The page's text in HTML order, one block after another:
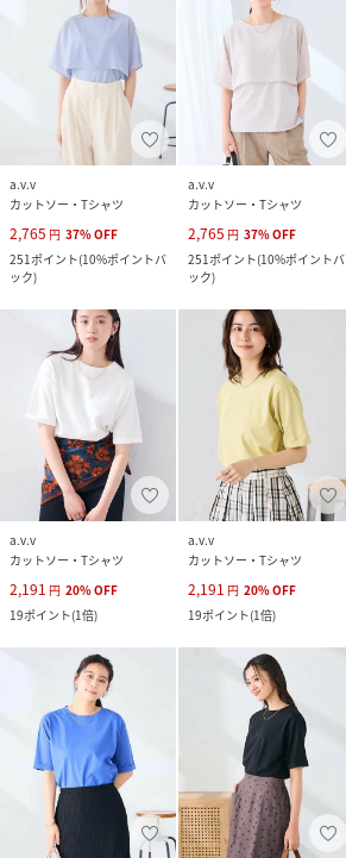
a.v.v
カットソー・Tシャツ
2,765 円 37%OFF
251ポイント(10%ポイントバ
ック)
a.v.v
カットソー・Tシャツ
2,765 円 37%OFF
251ポイント(10%ポイントバ
ック)
a.v.v
カットソー・Tシャツ
2,191 円 20%OFF
19ポイント(1倍)
a.v.v
カットソー・Tシャツ
2,191 円 20%OFF
19ポイント(1倍)